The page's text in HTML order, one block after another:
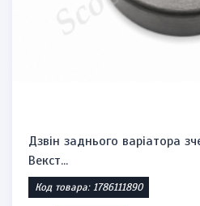
Дзвін заднього варіатора
Векст...
Код товара: 1786111890